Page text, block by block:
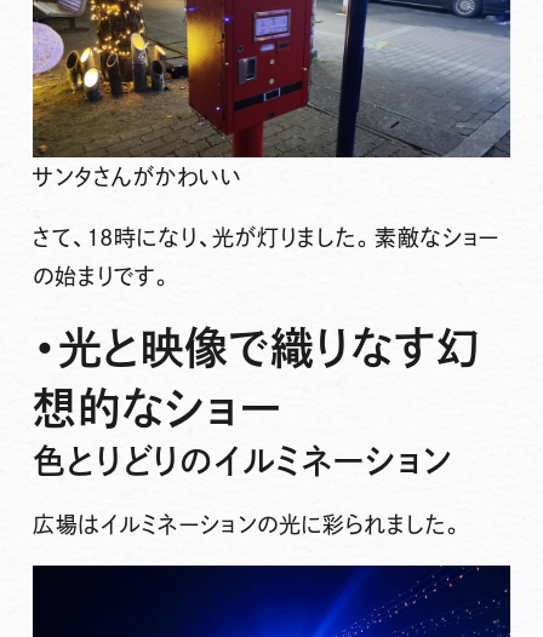
サンタさんがかわいい
さて、18時になり、光が灯りました。素敵なショー
の始まりです。
・光と映像で織りなす幻
想的なショー
色とりどりのイルミネーション
広場はイルミネーションの光に彩られました。